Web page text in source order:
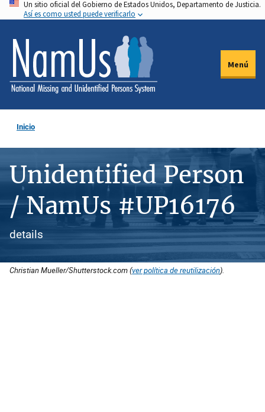
Pasar
al
contenido
principal
Un sitio oficial del Gobierno de Estados Unidos, Departamento de Justicia.
Así es como usted puede verificarlo
Menú
Inicio
Unidentified Person
/ NamUs #UP16176
details
Christian Mueller/Shutterstock.com (ver política de reutilización).